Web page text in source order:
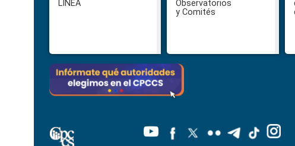
LÍNEA
Observatorios
y Comités